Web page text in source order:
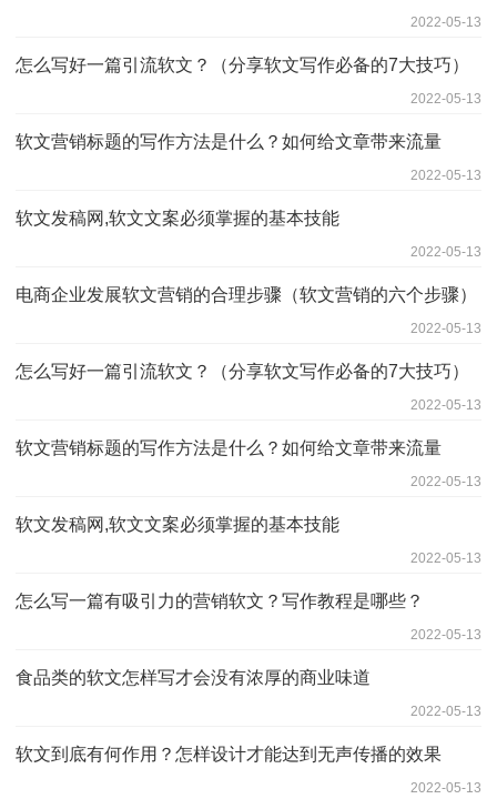
2022-05-13
怎么写好一篇引流软文？（分享软文写作必备的7大技巧）
2022-05-13
软文营销标题的写作方法是什么？如何给文章带来流量
2022-05-13
软文发稿网,软文文案必须掌握的基本技能
2022-05-13
电商企业发展软文营销的合理步骤（软文营销的六个步骤）
2022-05-13
怎么写好一篇引流软文？（分享软文写作必备的7大技巧）
2022-05-13
软文营销标题的写作方法是什么？如何给文章带来流量
2022-05-13
软文发稿网,软文文案必须掌握的基本技能
2022-05-13
怎么写一篇有吸引力的营销软文？写作教程是哪些？
2022-05-13
食品类的软文怎样写才会没有浓厚的商业味道
2022-05-13
软文到底有何作用？怎样设计才能达到无声传播的效果
2022-05-13